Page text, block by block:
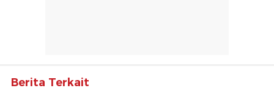
Berita Terkait